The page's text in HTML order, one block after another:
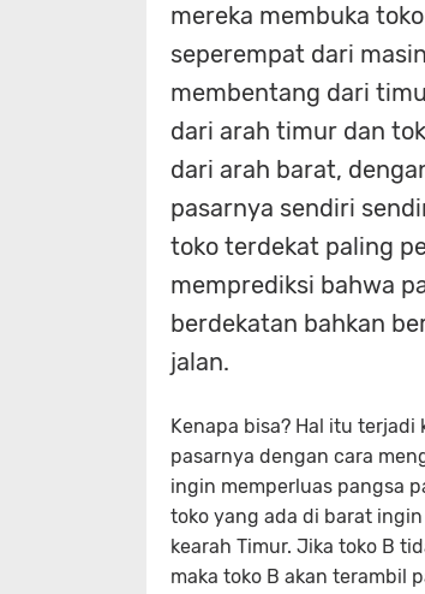
mereka membuka
seperempat dari
membentang dari
dari arah timur dan
dari arah barat,
pasarnya sendiri
toko terdekat paling
memprediksi bahwa
berdekatan bahkan
jalan.
Kenapa bisa? Hal itu
pasarnya dengan cara
ingin memperluas pangsa
toko yang ada di barat
kearah Timur. Jika toko B
maka toko B akan terambil